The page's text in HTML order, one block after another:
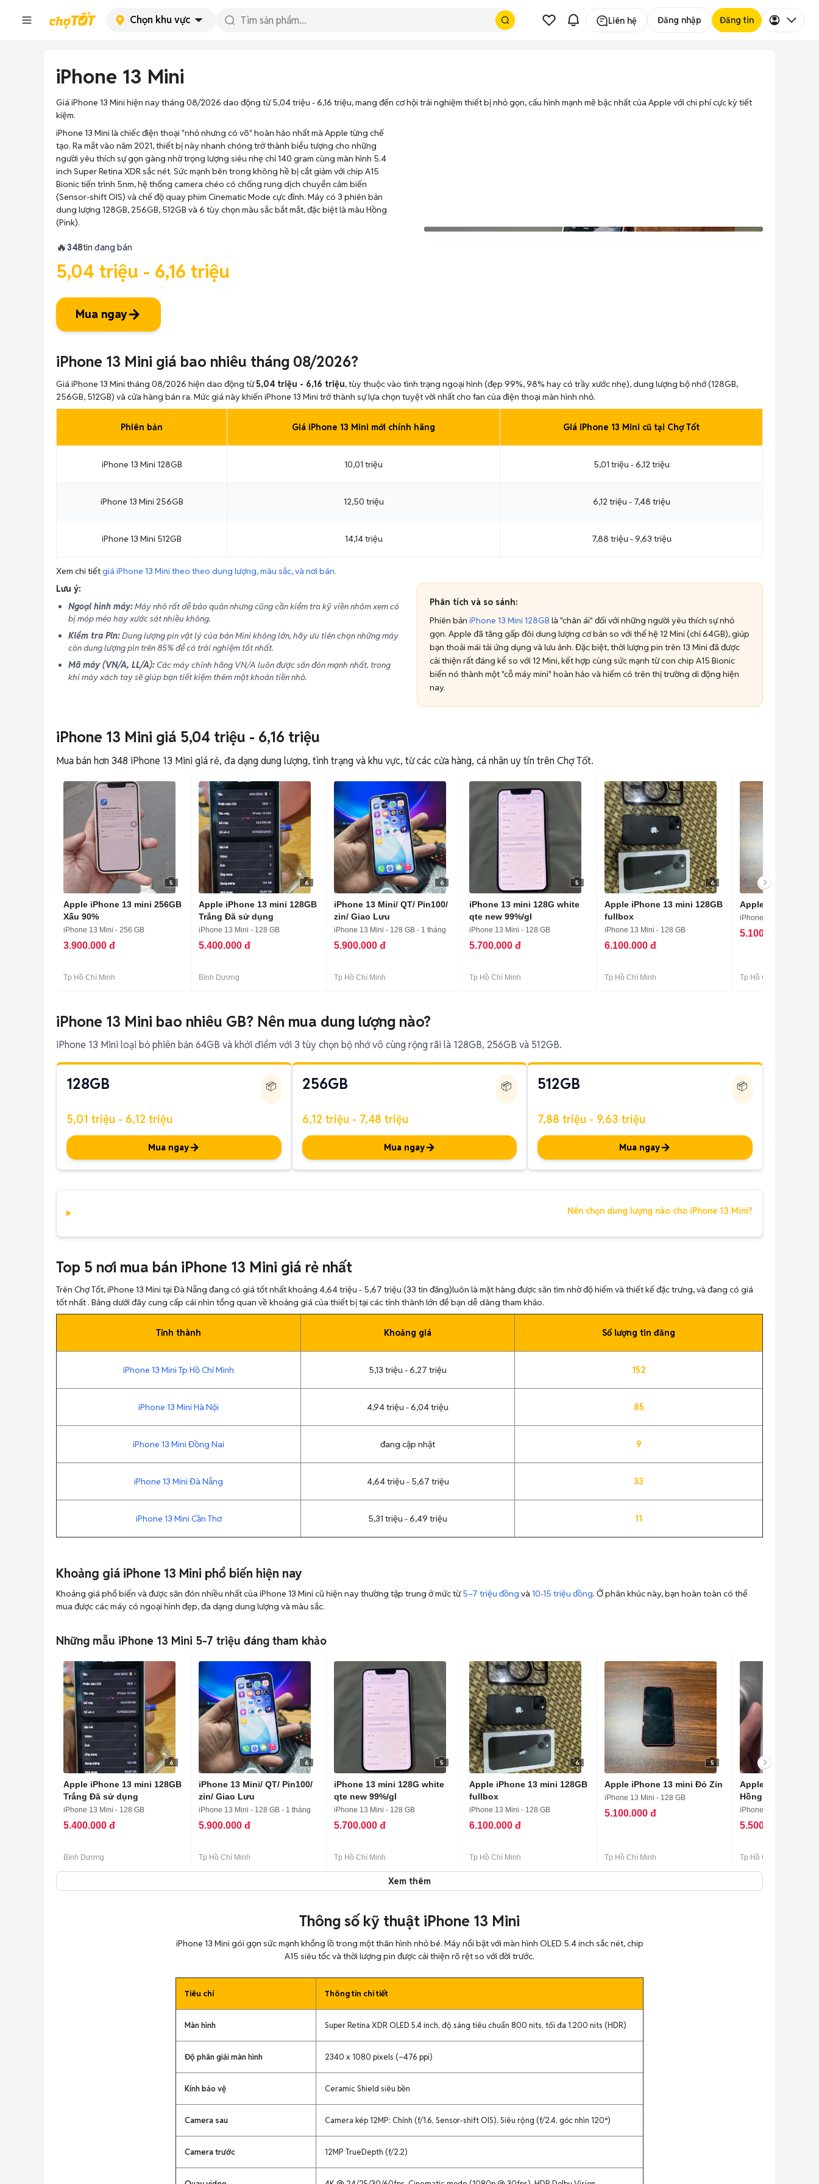
Chọn khu vực Liên hệ Đăng nhập Đăng tin
iPhone 13 Mini
Giá iPhone 13 Mini hiện nay tháng 08/2026 dao động từ 5,04 triệu - 6,16 triệu, mang đến cơ hội trải nghiệm thiết bị nhỏ gọn, cấu hình mạnh mẽ bậc nhất của Apple với chi phí cực kỳ tiết
kiệm.
iPhone 13 Mini là chiếc điện thoại "nhỏ nhưng có võ" hoàn hảo nhất mà Apple từng chế
tạo. Ra mắt vào năm 2021, thiết bị này nhanh chóng trở thành biểu tượng cho những
người yêu thích sự gọn gàng nhờ trọng lượng siêu nhẹ chỉ 140 gram cùng màn hình 5.4
inch Super Retina XDR sắc nét. Sức mạnh bên trong không hề bị cắt giảm với chip A15
Bionic tiến trình 5nm, hệ thống camera chéo có chống rung dịch chuyển cảm biến
(Sensor-shift OIS) và chế độ quay phim Cinematic Mode cực đỉnh. Máy có 3 phiên bản
dung lượng 128GB, 256GB, 512GB và 6 tùy chọn màu sắc bắt mắt, đặc biệt là màu Hồng
(Pink).
🔥348tin đang bán
5,04 triệu - 6,16 triệu
Mua ngay
iPhone 13 Mini giá bao nhiêu tháng 08/2026?
Giá iPhone 13 Mini tháng 08/2026 hiện dao động từ5,04 triệu - 6,16 triệu, tùy thuộc vào tình trạng ngoại hình (đẹp 99%, 98% hay có trầy xước nhẹ), dung lượng bộ nhớ (128GB,
256GB, 512GB) và cửa hàng bán ra. Mức giá này khiến iPhone 13 Mini trở thành sự lựa chọn tuyệt vời nhất cho fan của điện thoại màn hình nhỏ.
Phiên bản Giá iPhone 13 Mini mới chính hãng Giá iPhone 13 Mini cũ tại Chợ Tốt
iPhone 13 Mini 128GB 10,01 triệu 5,01 triệu - 6,12 triệu
iPhone 13 Mini 256GB 12,50 triệu 6,12 triệu - 7,48 triệu
iPhone 13 Mini 512GB 14,14 triệu 7,88 triệu - 9,63 triệu
Xem chi tiếtgiá iPhone 13 Mini theo theo dung lượng, màu sắc, và nơi bán.
Lưu ý:
Ngoại hình máy:Máy nhỏ rất dễ bảo quản nhưng cũng cần kiểm tra kỹ viền nhôm xem có
bị móp méo hay xước sát nhiều không.
Kiểm tra Pin:Dung lượng pin vật lý của bản Mini không lớn, hãy ưu tiên chọn những máy
còn dung lượng pin trên 85% để có trải nghiệm tốt nhất.
Mã máy (VN/A, LL/A): Các máy chính hãng VN/A luôn được săn đón mạnh nhất, trong
khi máy xách tay sẽ giúp bạn tiết kiệm thêm một khoản tiền nhỏ.
Phân tích và so sánh:
Phiên bản iPhone 13 Mini 128GB là "chân ái" đối với những người yêu thích sự nhỏ
gọn. Apple đã tăng gấp đôi dung lượng cơ bản so với thế hệ 12 Mini (chỉ 64GB), giúp
bạn thoải mái tải ứng dụng và lưu ảnh. Đặc biệt, thời lượng pin trên 13 Mini đã được
cải thiện rất đáng kể so với 12 Mini, kết hợp cùng sức mạnh từ con chip A15 Bionic
biến nó thành một "cỗ máy mini" hoàn hảo và hiếm có trên thị trường di động hiện
nay.
iPhone 13 Mini giá 5,04 triệu - 6,16 triệu
Mua bán hơn 348 iPhone 13 Mini giá rẻ, đa dạng dung lượng, tình trạng và khu vực, từ các cửa hàng, cá nhân uy tín trên Chợ Tốt.
5
Apple iPhone 13 mini 256GB
Xấu 90%
iPhone 13 Mini - 256 GB
3.900.000 đ
Tp Hồ Chí Minh
6
Apple iPhone 13 mini 128GB
Trắng Đã sử dụng
iPhone 13 Mini - 128 GB
5.400.000 đ
Bình Dương
6
iPhone 13 Mini/ QT/ Pin100/
zin/ Giao Lưu
iPhone 13 Mini - 128 GB - 1 tháng
5.900.000 đ
Tp Hồ Chí Minh
5
iPhone 13 mini 128G white
qte new 99%/gl
iPhone 13 Mini - 128 GB
5.700.000 đ
Tp Hồ Chí Minh
6
Apple iPhone 13 mini 128GB
fullbox
iPhone 13 Mini - 128 GB
6.100.000 đ
Tp Hồ Chí Minh
Apple iPhone 13
iPhone 13 Mini - 128
5.100.000 đ
Tp Hồ Chí Minh
iPhone 13 Mini bao nhiêu GB? Nên mua dung lượng nào?
iPhone 13 Mini loại bỏ phiên bản 64GB và khởi điểm với 3 tùy chọn bộ nhớ vô cùng rộng rãi là 128GB, 256GB và 512GB.
128GB 📦
5,01 triệu - 6,12 triệu
Mua ngay
256GB 📦
6,12 triệu - 7,48 triệu
Mua ngay
512GB 📦
7,88 triệu - 9,63 triệu
Mua ngay
Nên chọn dung lượng nào cho iPhone 13 Mini?
Top 5 nơi mua bán iPhone 13 Mini giá rẻ nhất
Trên Chợ Tốt, iPhone 13 Mini tại Đà Nẵng đang có giá tốt nhất khoảng 4,64 triệu - 5,67 triệu (33 tin đăng)luôn là mặt hàng được săn tìm nhờ độ hiếm và thiết kế đặc trưng, và đang có giá
tốt nhất . Bảng dưới đây cung cấp cái nhìn tổng quan về khoảng giá của thiết bị tại các tỉnh thành lớn để bạn dễ dàng tham khảo.
Tỉnh thành Khoảng giá Số lượng tin đăng
iPhone 13 Mini Tp Hồ Chí Minh 5,13 triệu - 6,27 triệu 152
iPhone 13 Mini Hà Nội 4,94 triệu - 6,04 triệu 85
iPhone 13 Mini Đồng Nai đang cập nhật 9
iPhone 13 Mini Đà Nẵng 4,64 triệu - 5,67 triệu 33
iPhone 13 Mini Cần Thơ 5,31 triệu - 6,49 triệu 11
Khoảng giá iPhone 13 Mini phổ biến hiện nay
Khoảng giá phổ biến và được săn đón nhiều nhất của iPhone 13 Mini cũ hiện nay thường tập trung ở mức từ5–7 triệu đồng và10-15 triệu đồng. Ở phân khúc này, bạn hoàn toàn có thể
mua được các máy có ngoại hình đẹp, đa dạng dung lượng và màu sắc.
Những mẫu iPhone 13 Mini 5-7 triệu đáng tham khảo
6
Apple iPhone 13 mini 128GB
Trắng Đã sử dụng
iPhone 13 Mini - 128 GB
5.400.000 đ
Bình Dương
6
iPhone 13 Mini/ QT/ Pin100/
zin/ Giao Lưu
iPhone 13 Mini - 128 GB - 1 tháng
5.900.000 đ
Tp Hồ Chí Minh
5
iPhone 13 mini 128G white
qte new 99%/gl
iPhone 13 Mini - 128 GB
5.700.000 đ
Tp Hồ Chí Minh
6
Apple iPhone 13 mini 128GB
fullbox
iPhone 13 Mini - 128 GB
6.100.000 đ
Tp Hồ Chí Minh
5
Apple iPhone 13 mini Đỏ Zin
iPhone 13 Mini - 128 GB
5.100.000 đ
Tp Hồ Chí Minh
Apple iPhone 13
Hồng
iPhone 13 Mini - 128
5.500.000 đ
Tp Hồ Chí Minh
Xem thêm
Thông số kỹ thuật iPhone 13 Mini
iPhone 13 Mini gói gọn sức mạnh khổng lồ trong một thân hình nhỏ bé. Máy nổi bật với màn hình OLED 5.4 inch sắc nét, chip
A15 siêu tốc và thời lượng pin được cải thiện rõ rệt so với đời trước.
Tiêu chí Thông tin chi tiết
Màn hình Super Retina XDR OLED 5.4 inch, độ sáng tiêu chuẩn 800 nits, tối đa 1.200 nits (HDR)
Độ phân giải màn hình 2340 x 1080 pixels (~476 ppi)
Kính bảo vệ Ceramic Shield siêu bền
Camera sau Camera kép 12MP: Chính (f/1.6, Sensor-shift OIS), Siêu rộng (f/2.4, góc nhìn 120°)
Camera trước 12MP TrueDepth (f/2.2)